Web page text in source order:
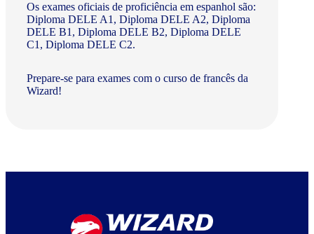
Os exames oficiais de proficiência em espanhol são:
Diploma DELE A1, Diploma DELE A2, Diploma
DELE B1, Diploma DELE B2, Diploma DELE
C1, Diploma DELE C2.
Prepare-se para exames com o curso de francês da
Wizard!